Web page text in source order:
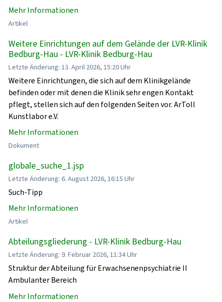
Mehr Informationen
Artikel
Weitere Einrichtungen auf dem Gelände der LVR-Klinik
Bedburg-Hau - LVR-Klinik Bedburg-Hau
Letzte Änderung: 13. April 2026, 15:20 Uhr
Weitere Einrichtungen, die sich auf dem Klinikgelände
befinden oder mit denen die Klinik sehr engen Kontakt
pflegt, stellen sich auf den folgenden Seiten vor. ArToll
Kunstlabor e.V.
Mehr Informationen
Dokument
globale_suche_1.jsp
Letzte Änderung: 6. August 2026, 16:15 Uhr
Such-Tipp
Mehr Informationen
Artikel
Abteilungsgliederung - LVR-Klinik Bedburg-Hau
Letzte Änderung: 9. Februar 2026, 11:34 Uhr
Struktur der Abteilung für Erwachsenenpsychiatrie II
Ambulanter Bereich
Mehr Informationen